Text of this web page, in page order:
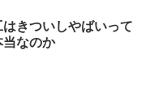
はきついしやばいって
当なのか